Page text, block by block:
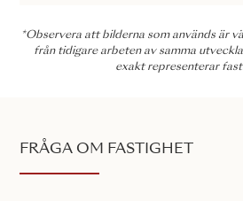
*Observera att bilderna som används är
från tidigare arbeten av samma
exakt representerar
FRÅGA OM FASTIGHET